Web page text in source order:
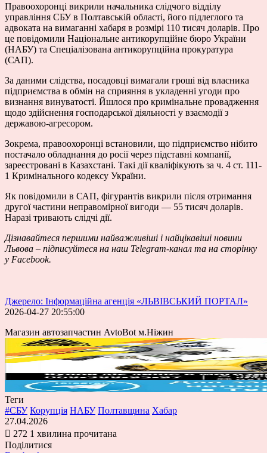
Правоохоронці викрили начальника слідчого відділу
управління СБУ в Полтавській області, його підлеглого та
адвоката на вимаганні хабаря в розмірі 110 тисяч доларів. Про
це повідомили Національне антикорупційне бюро України
(НАБУ) та Спеціалізована антикорупційна прокуратура
(САП).
За даними слідства, посадовці вимагали гроші від власника
підприємства в обмін на сприяння в укладенні угоди про
визнання винуватості. Йшлося про кримінальне провадження
щодо здійснення господарської діяльності у взаємодії з
державою-агресором.
Зокрема, правоохоронці встановили, що підприємство нібито
постачало обладнання до росії через підставні компанії,
зареєстровані в Казахстані. Такі дії кваліфікують за ч. 4 ст. 111-
1 Кримінального кодексу України.
Як повідомили в САП, фігурантів викрили після отримання
другої частини неправомірної вигоди — 55 тисяч доларів.
Наразі тривають слідчі дії.
Дізнавайтеся першими найважливіші і найцікавіші новини
Львова – підписуйтеся на наш Telegram-канал та на сторінку
у Facebook.
Джерело: Інформаційна агенція «ЛЬВІВСЬКИЙ ПОРТАЛ»
2026-04-27 20:55:00
Магазин автозапчастин AvtoBot м.Ніжин
Теги
#СБУ Корупція НАБУ Полтавщина Хабар
27.04.2026
272 1 хвилина прочитана
Поділитися